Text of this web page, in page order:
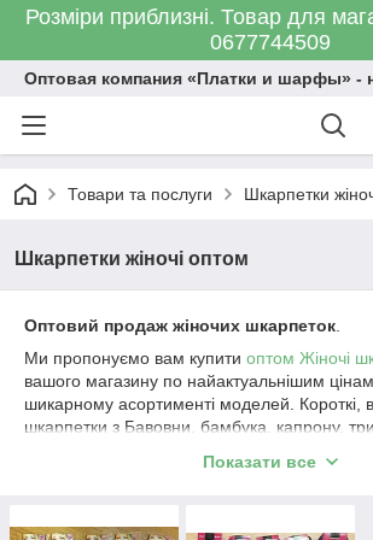
Розміри приблизні. Товар для
0677744509
Оптовая компания «Платки и шарфы» -
Товари та послуги Шкарпетки
Шкарпетки жіночі оптом
Оптовий продаж жіночих шкарпеток
Ми пропонуємо вам купити оптом Жіночі
вашого магазину по найактуальнішим
шикарному асортименті моделей. Короткі,
шкарпетки з Бавовни, бамбука, капрону,
Показати все